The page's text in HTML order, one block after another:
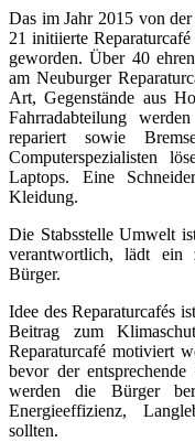
Das im Jahr 2015 von
21 initiierte
geworden. Über 40
am Neuburger
Art, Gegenstände aus
Fahrradabteilung
repariert sowie
Computerspezialisten
Laptops. Eine
Kleidung.
Die Stabsstelle Umwelt
verantwortlich, lädt ein
Bürger.
Idee des Reparaturcafés
Beitrag zum
Reparaturcafé motiviert
bevor der
werden die Bürger
Energieeffizienz,
sollten.